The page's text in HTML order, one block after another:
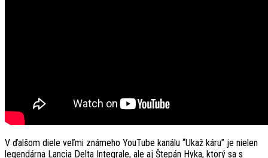
V ďalšom diele veľmi známeho YouTube kanálu “Ukaž káru” je nielen
legendárna Lancia Delta Integrale, ale aj Štepán Hyka, ktorý sa s